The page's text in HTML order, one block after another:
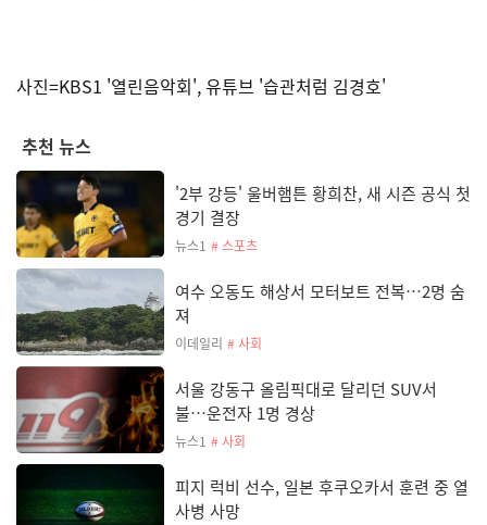
사진=KBS1 '열린음악회', 유튜브 '습관처럼 김경호'
추천 뉴스
'2부 강등' 울버햄튼 황희찬, 새 시즌 공식 첫
경기 결장
뉴스1 # 스포츠
여수 오동도 해상서 모터보트 전복…2명 숨
져
이데일리 # 사회
서울 강동구 올림픽대로 달리던 SUV서
불…운전자 1명 경상
뉴스1 # 사회
피지 럭비 선수, 일본 후쿠오카서 훈련 중 열
사병 사망